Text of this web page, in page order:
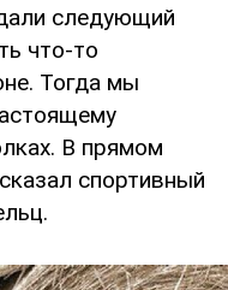
следующий
что-то
Тогда мы
В прямом
спортивный